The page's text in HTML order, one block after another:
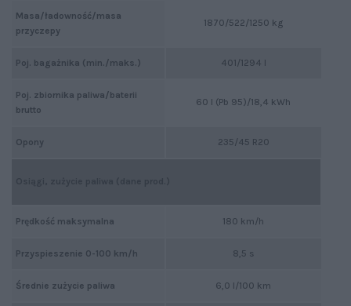
1870/522/1250 kg
401/1294 l
60 l (Pb 95)/18,4 kWh
235/45 R20
180 km/h
8,5 s
6,0 l/100 km
Masa/ładowność/masa
przyczepy
Poj. bagażnika (min./maks.)
Poj. zbiornika paliwa/baterii
brutto
Opony
Prędkość maksymalna
Przyspieszenie 0-100 km/h
Średnie zużycie paliwa